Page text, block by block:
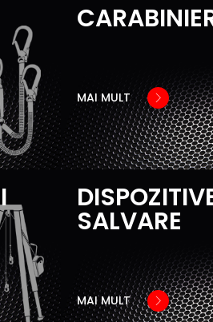
MAI MULT
SALVARE
MAI MULT